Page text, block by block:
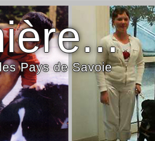
Pays de Savoie